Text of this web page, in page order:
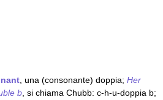
, una (consonante) doppia; Her
b , si chiama Chubb: c-h-u-doppia b;